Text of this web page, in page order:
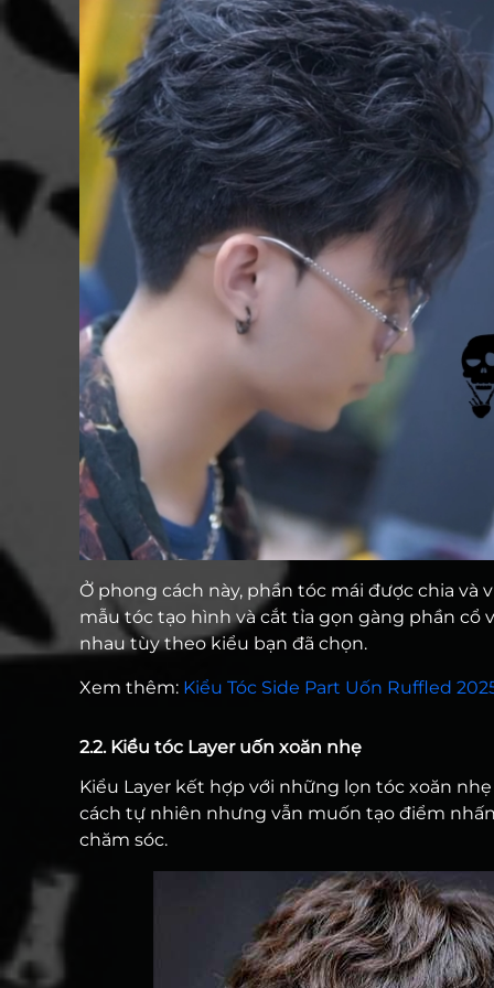
Ở phong cách này, phần tóc mái được chia và
mẫu tóc tạo hình và cắt tỉa gọn gàng phần cổ
nhau tùy theo kiểu bạn đã chọn.
Xem thêm: Kiểu Tóc Side Part Uốn Ruffled
2.2. Kiểu tóc Layer uốn xoăn nhẹ
Kiểu Layer kết hợp với những lọn tóc xoăn
cách tự nhiên nhưng vẫn muốn tạo điểm
chăm sóc.